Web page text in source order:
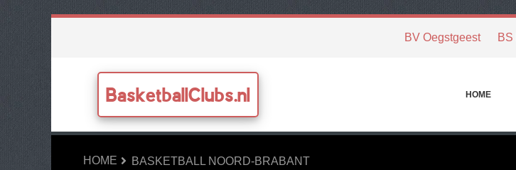
BV Oegstgeest BS
BasketballClubs.nl HOME
HOME BASKETBALL NOORD-BRABANT